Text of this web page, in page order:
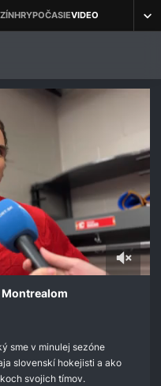
sme v minulej sezóne
slovenskí hokejisti a ako
svojich tímov.